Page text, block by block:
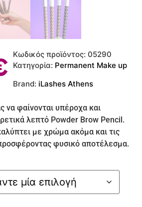
Κωδικός προϊόντος: 05290
Κατηγορία: Permanent Make up
Brand: iLashes Athens
να φαίνονται υπέροχα και
λεπτό Powder Brow Pencil.
με χρώμα ακόμα και τις
φυσικό αποτέλεσμα.